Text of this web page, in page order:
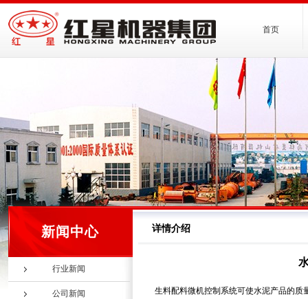
首页
新闻中心
行业新闻
公司新闻
详情介绍
生料配料微机控制系统可使水泥产品的